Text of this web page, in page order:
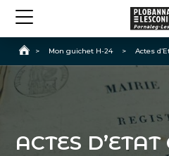
Accueil
> Mon guichet H-24 > Actes
ACTES